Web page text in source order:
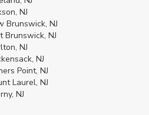
NJ
Brunswick, NJ
Brunswick, NJ
NJ
NJ
Point, NJ
Laurel, NJ
NJ